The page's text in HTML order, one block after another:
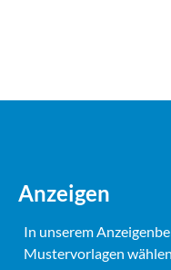
Anzeigen
In unserem
Mustervorlagen